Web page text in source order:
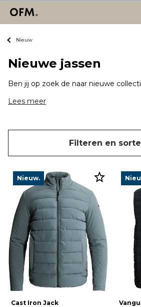
Nieuw
Nieuwe jassen
Lees meer
Filteren en
Nieuw.
Cast Iron Jack